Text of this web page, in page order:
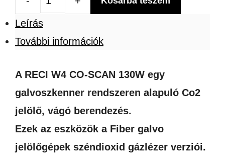
CO-
W4
Galvo
co2
lézerjelölő
gravírozó
Leírás
További információk
A RECI W4 CO-SCAN 130W egy
galvoszkenner rendszeren alapuló Co2
jelölő, vágó berendezés.
Ezek az eszközök a Fiber galvo
jelölőgépek széndioxid gázlézer verziói.